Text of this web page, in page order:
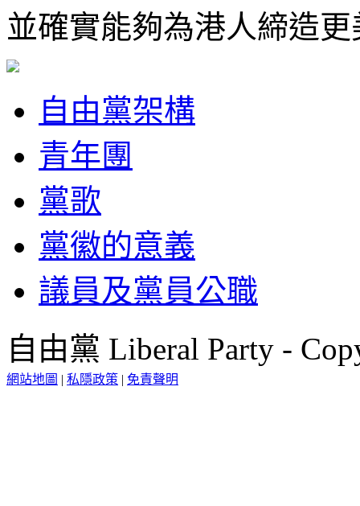
並確實能夠為港人締造
自由黨架構
青年團
黨歌
黨徽的意義
議員及黨員公職
自由黨 Liberal Party -
網站地圖 | 私隱政策 | 免責聲明